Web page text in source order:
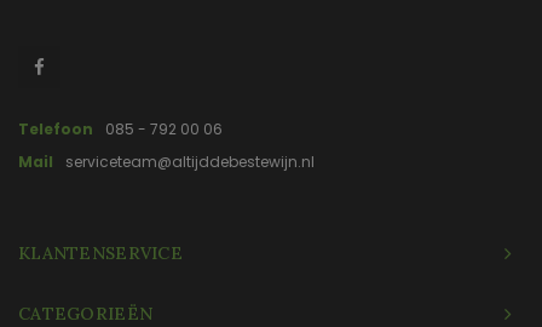
Telefoon
085 - 792 00 06
Mail
serviceteam@altijddebestewijn.nl
KLANTENSERVICE
CATEGORIEËN